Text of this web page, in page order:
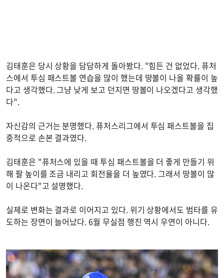
김태훈은 당시 상황을 담담하게 돌아봤다. "힘든 건 없었다. 퓨처
스에서 투심 패스트볼 연습을 많이 했는데 땅볼이 나올 확률이 높
다고 생각했다. 그냥 낮게 보고 던지면 땅볼이 나오겠다고 생각했
다".
자신감의 근거는 분명했다. 퓨처스리그에서 투심 패스트볼을 집
중적으로 손본 결과였다.
김태훈은 "퓨처스에 있을 때 투심 패스트볼을 더 좋게 만들기 위
해 팔 높이를 조금 내리고 회전율을 더 높였다. 그래서 땅볼이 많
이 나온다"고 설명했다.
실제로 변화는 결과로 이어지고 있다. 위기 상황에서도 범타를 유
도하는 장면이 늘어났다. 6월 무실점 행진 역시 우연이 아니다.